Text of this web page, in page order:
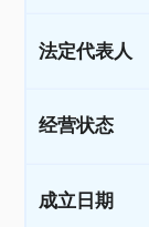
法定代表人
经营状态
成立日期